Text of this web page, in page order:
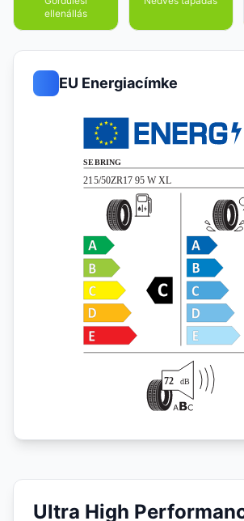
ellenállás
EU Energiacímke
Ultra High